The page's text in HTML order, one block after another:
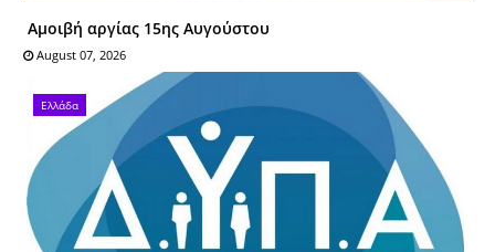
Αμοιβή αργίας 15ης Αυγούστου
August 07, 2026
Ελλάδα